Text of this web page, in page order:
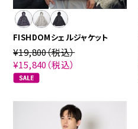
FISHDOMシェルジャケット
¥19,800（税込）
¥15,840 （税込）